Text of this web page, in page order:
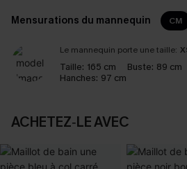
Mensurations du mannequin CM
Le mannequin porte une taille:
Taille: 165 cm Buste: 89 cm
Hanches: 97 cm
ACHETEZ‑LE AVEC